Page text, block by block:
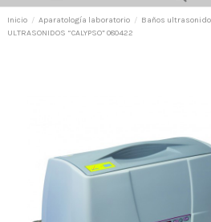
Inicio Aparatología laboratorio Baños
ULTRASONIDOS “CALYPSO” 080422